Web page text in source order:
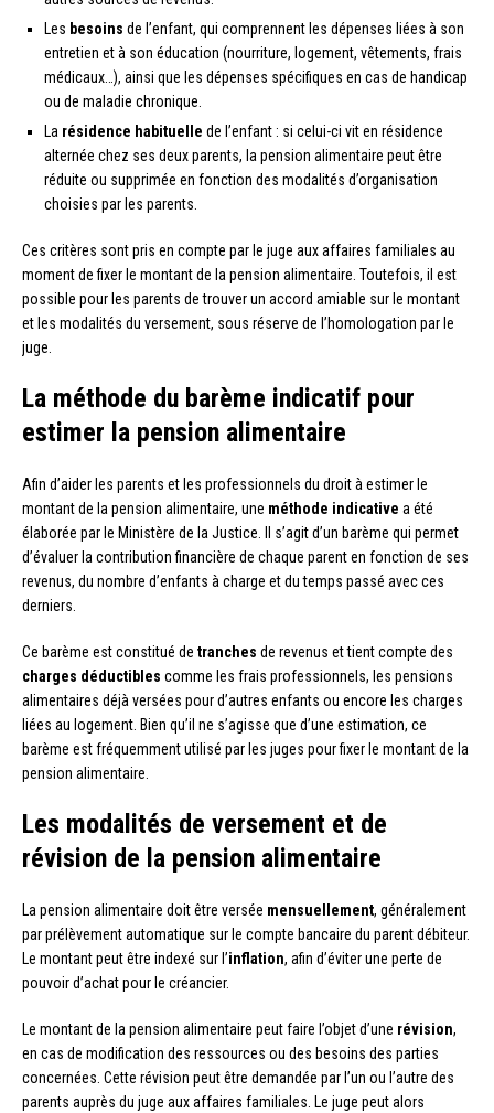
Les besoins de l’enfant, qui comprennent les dépenses liées à son
entretien et à son éducation (nourriture, logement, vêtements, frais
médicaux…), ainsi que les dépenses spécifiques en cas de handicap
ou de maladie chronique.
La résidence habituelle de l’enfant : si celui-ci vit en résidence
alternée chez ses deux parents, la pension alimentaire peut être
réduite ou supprimée en fonction des modalités d’organisation
choisies par les parents.
Ces critères sont pris en compte par le juge aux affaires familiales au
moment de fixer le montant de la pension alimentaire. Toutefois, il est
possible pour les parents de trouver un accord amiable sur le montant
et les modalités du versement, sous réserve de l’homologation par le
juge.
La méthode du barème indicatif pour
estimer la pension alimentaire
Afin d’aider les parents et les professionnels du droit à estimer le
montant de la pension alimentaire, une méthode indicative a été
élaborée par le Ministère de la Justice. Il s’agit d’un barème qui permet
d’évaluer la contribution financière de chaque parent en fonction de ses
revenus, du nombre d’enfants à charge et du temps passé avec ces
derniers.
Ce barème est constitué de tranches de revenus et tient compte des
charges déductibles comme les frais professionnels, les pensions
alimentaires déjà versées pour d’autres enfants ou encore les charges
liées au logement. Bien qu’il ne s’agisse que d’une estimation, ce
barème est fréquemment utilisé par les juges pour fixer le montant de la
pension alimentaire.
Les modalités de versement et de
révision de la pension alimentaire
La pension alimentaire doit être versée mensuellement, généralement
par prélèvement automatique sur le compte bancaire du parent débiteur.
Le montant peut être indexé sur l’inflation, afin d’éviter une perte de
pouvoir d’achat pour le créancier.
Le montant de la pension alimentaire peut faire l’objet d’une révision,
en cas de modification des ressources ou des besoins des parties
concernées. Cette révision peut être demandée par l’un ou l’autre des
parents auprès du juge aux affaires familiales. Le juge peut alors